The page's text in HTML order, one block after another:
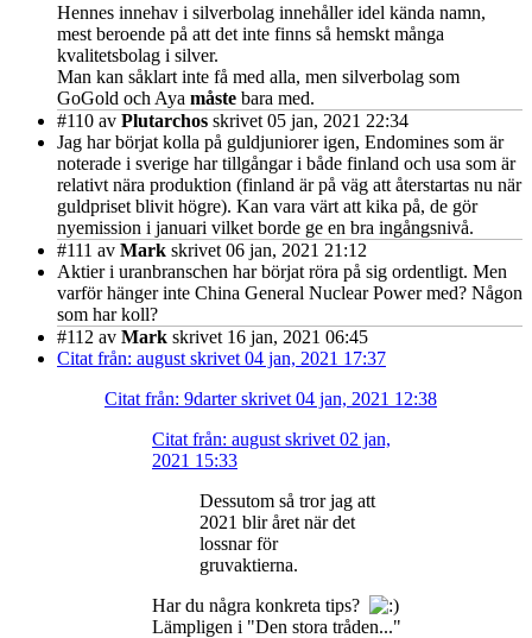
Hennes innehav i silverbolag innehåller idel kända namn,
mest beroende på att det inte finns så hemskt många
kvalitetsbolag i silver.
Man kan såklart inte få med alla, men silverbolag som
GoGold och Aya måste bara med.
#110 av Plutarchos skrivet 05 jan, 2021 22:34
Jag har börjat kolla på guldjuniorer igen, Endomines som är
noterade i sverige har tillgångar i både finland och usa som är
relativt nära produktion (finland är på väg att återstartas nu när
guldpriset blivit högre). Kan vara värt att kika på, de gör
nyemission i januari vilket borde ge en bra ingångsnivå.
#111 av Mark skrivet 06 jan, 2021 21:12
Aktier i uranbranschen har börjat röra på sig ordentligt. Men
varför hänger inte China General Nuclear Power med? Någon
som har koll?
#112 av Mark skrivet 16 jan, 2021 06:45
Citat från: august skrivet 04 jan, 2021 17:37
Citat från: 9darter skrivet 04 jan, 2021 12:38
Citat från: august skrivet 02 jan,
2021 15:33
Dessutom så tror jag att
2021 blir året när det
lossnar för
gruvaktierna.
Har du några konkreta tips?
Lämpligen i "Den stora tråden..."